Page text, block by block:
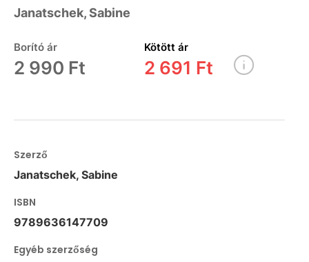
Janatschek, Sabine
Borító ár
2 990 Ft
Kötött ár
2 691 Ft
Szerző
Janatschek, Sabine
ISBN
9789636147709
Egyéb szerzőség